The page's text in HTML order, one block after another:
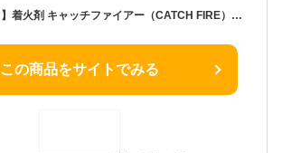
【チームチャッカ】着火剤 キャッチファイアー（CATCH FIRE）【60g（1シート9ブロック）】【1ブロック約7分燃焼】 揮発成分不使用薪ストーブ ペレットストーブ バーベキュー アウトドア 暖炉 火付け 燃料 リサイクル資材 非常用
この商品をサイトでみる